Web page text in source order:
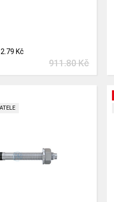
Kč
911.80 Kč